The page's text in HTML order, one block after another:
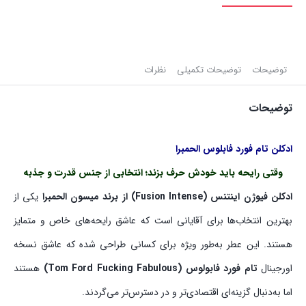
توضیحات توضیحات تکمیلی نظرات
توضیحات
ادکلن تام فورد فابلوس الحمبرا
وقتی رایحه باید خودش حرف بزند؛ انتخابی از جنس قدرت و جذبه
ادکلن فیوژن اینتنس (Fusion Intense) از برند میسون الحمبرا
یکی از
بهترین انتخاب‌ها برای آقایانی است که عاشق رایحه‌های خاص و متمایز
هستند. این عطر به‌طور ویژه برای کسانی طراحی شده که عاشق نسخه
اورجینال تام فورد فابولوس (Tom Ford Fucking Fabulous)
هستند
اما به‌دنبال گزینه‌ای اقتصادی‌تر و در دسترس‌تر می‌گردند.